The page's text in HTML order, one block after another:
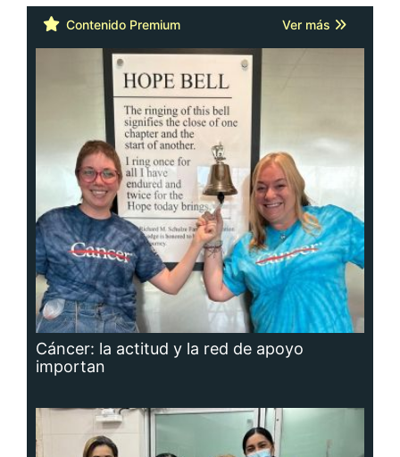
Contenido Premium Ver más
Cáncer: la actitud y la red de apoyo
importan